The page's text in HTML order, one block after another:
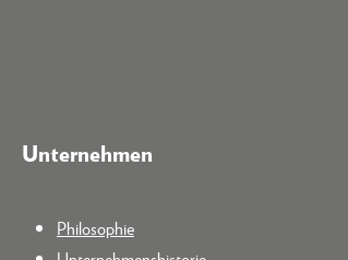
Unternehmen
Philosophie